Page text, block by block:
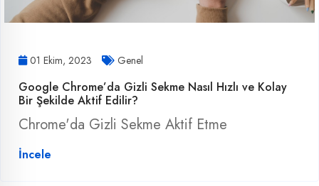
01 Ekim, 2023 Genel
Google Chrome’da Gizli Sekme Nasıl Hızlı ve Kolay
Bir Şekilde Aktif Edilir?
Chrome'da Gizli Sekme Aktif Etme
İncele